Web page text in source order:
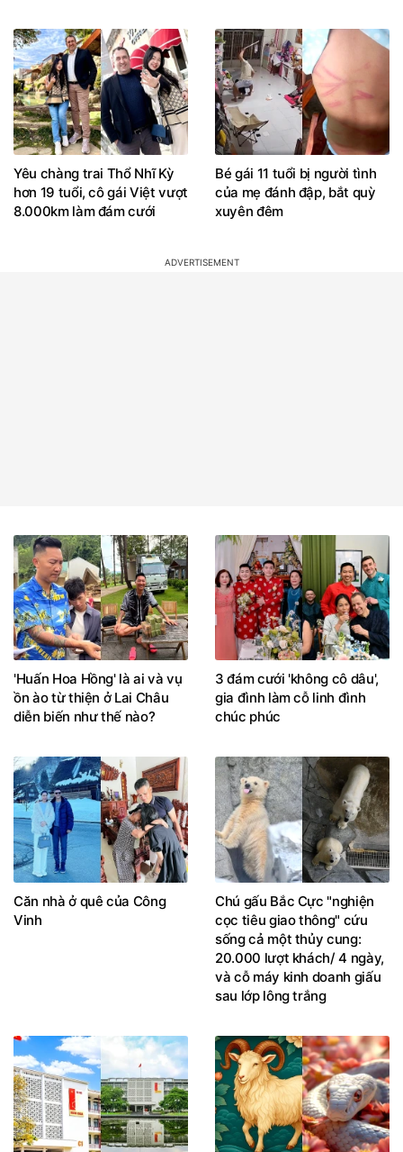
Yêu chàng trai Thổ Nhĩ Kỳ
hơn 19 tuổi, cô gái Việt vượt
8.000km làm đám cưới
Bé gái 11 tuổi bị người tình
của mẹ đánh đập, bắt quỳ
xuyên đêm
'Huấn Hoa Hồng' là ai và vụ
ồn ào từ thiện ở Lai Châu
diễn biến như thế nào?
3 đám cưới 'không cô dâu',
gia đình làm cỗ linh đình
chúc phúc
Căn nhà ở quê của Công
Vinh
Chú gấu Bắc Cực "nghiện
cọc tiêu giao thông" cứu
sống cả một thủy cung:
20.000 lượt khách/ 4 ngày,
và cỗ máy kinh doanh giấu
sau lớp lông trắng